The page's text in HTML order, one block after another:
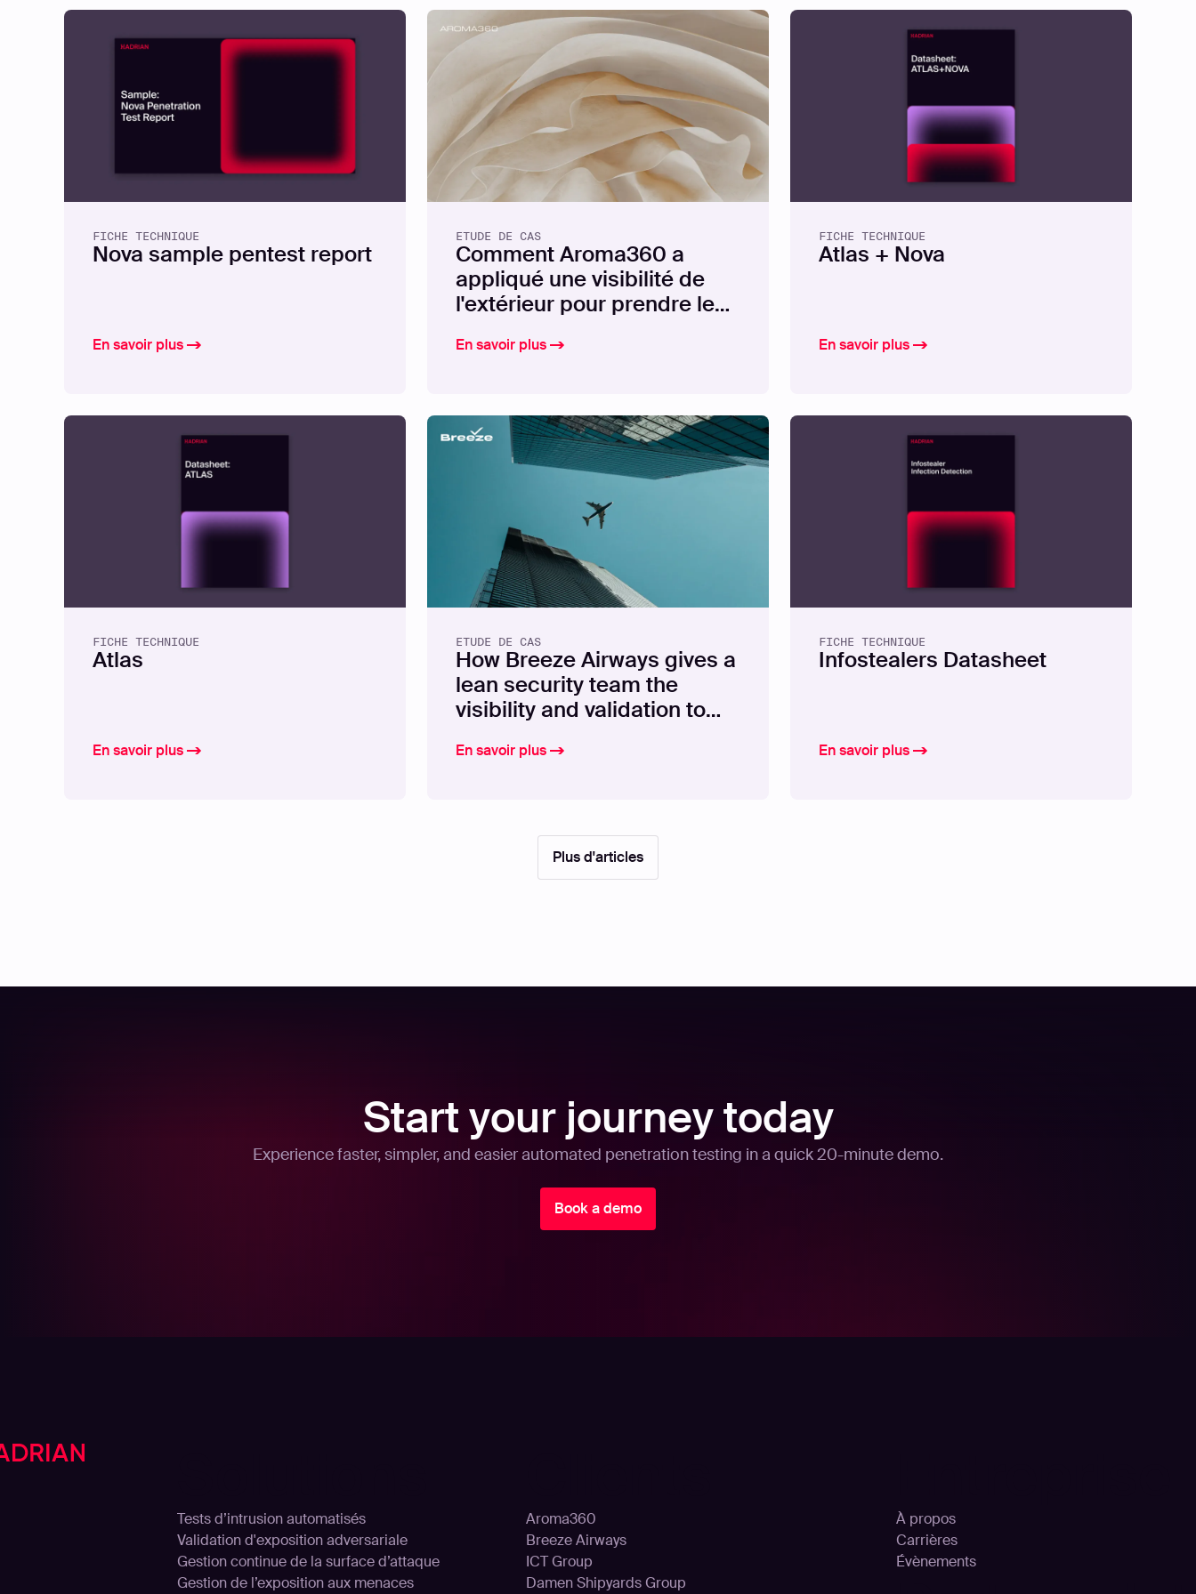
En savoir plus
EBOOK
À Travers Les Yeux D’un Hacker
LIVRE BLANC
Implementing Proactive Security
En savoir plus
FICHE TECHNIQUE
Nova sample pentest report
En savoir plus
ETUDE DE CAS
Comment Aroma360 a
appliqué une visibilité de
l'extérieur pour prendre le
d'attaque
En savoir plus
FICHE TECHNIQUE
Atlas + Nova
En savoir plus
FICHE TECHNIQUE
Atlas
En savoir plus
ETUDE DE CAS
How Breeze Airways gives a
lean security team the
visibility and validation to
En savoir plus
FICHE TECHNIQUE
Infostealers Datasheet
En savoir plus
Plus d'articles
Start your journey today
Experience faster, simpler, and easier automated penetration testing in a quick 20-minute demo.
Book a demo
Tests d’intrusion automatisés
Validation d'exposition adversariale
Gestion continue de la surface d’attaque
Gestion de l’exposition aux menaces
Aroma360
Breeze Airways
ICT Group
Damen Shipyards Group
À propos
Carrières
Évènements